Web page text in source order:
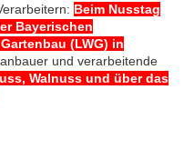
Beim Nusstag
Bayerischen
(LWG) in
und verarbeitende
Walnuss und über das